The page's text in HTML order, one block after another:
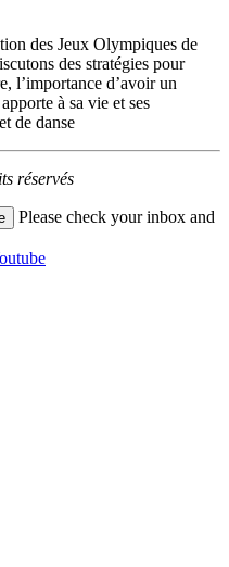
des Jeux Olympiques de
des stratégies pour
l’importance d’avoir un
à sa vie et ses
de danse
réservés
Please check your inbox and